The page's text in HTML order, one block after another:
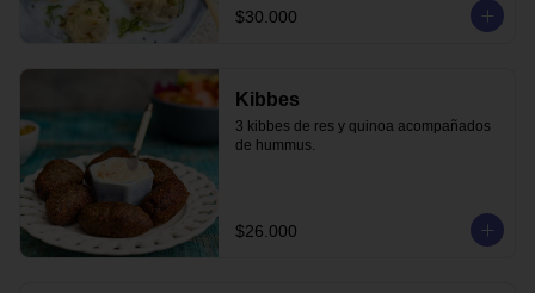
$30.000
Kibbes
3 kibbes de res y quinoa acompañados
de hummus.
$26.000